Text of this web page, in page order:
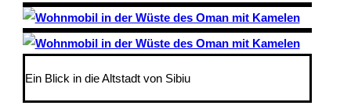
Ein Blick in die Altstadt von Sibiu